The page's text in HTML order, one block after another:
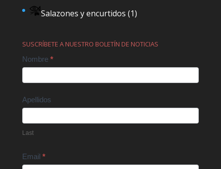
Salazones y encurtidos (1)
SUSCRÍBETE A NUESTRO BOLETÍN DE NOTICIAS
Contact
Nombre *
Apellidos
Last
Email *